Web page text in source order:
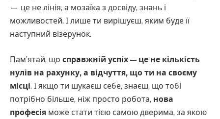
— це не лінія, а мозаїка з досвіду, знань і
можливостей. І лише ти вирішуєш, яким буде її
наступний візерунок.
Пам’ятай, що справжній успіх — це не кількість
нулів на рахунку, а відчуття, що ти на своєму
місці. І якщо ти шукаєш себе, знаєш, що тобі
потрібно більше, ніж просто робота, нова
професія може стати тією самою дверима, за якою